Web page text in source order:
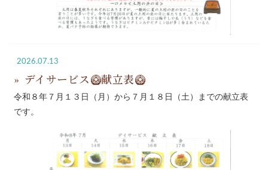
2026.07.13
デイサービス🥝献立表🥝
令和８年７月１３日（月）から７月１８日（土）までの献立表
です。